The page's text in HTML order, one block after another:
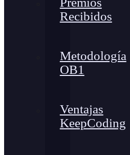
Recibidos
Metodología
OB1
Ventajas
KeepCoding